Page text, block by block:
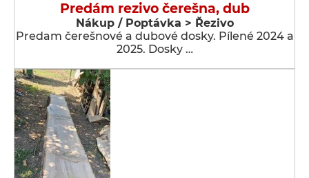
Predám rezivo čerešna, dub
Nákup / Poptávka > Řezivo
Predam čerešnové a dubové dosky. Pílené 2024 a
2025. Dosky …